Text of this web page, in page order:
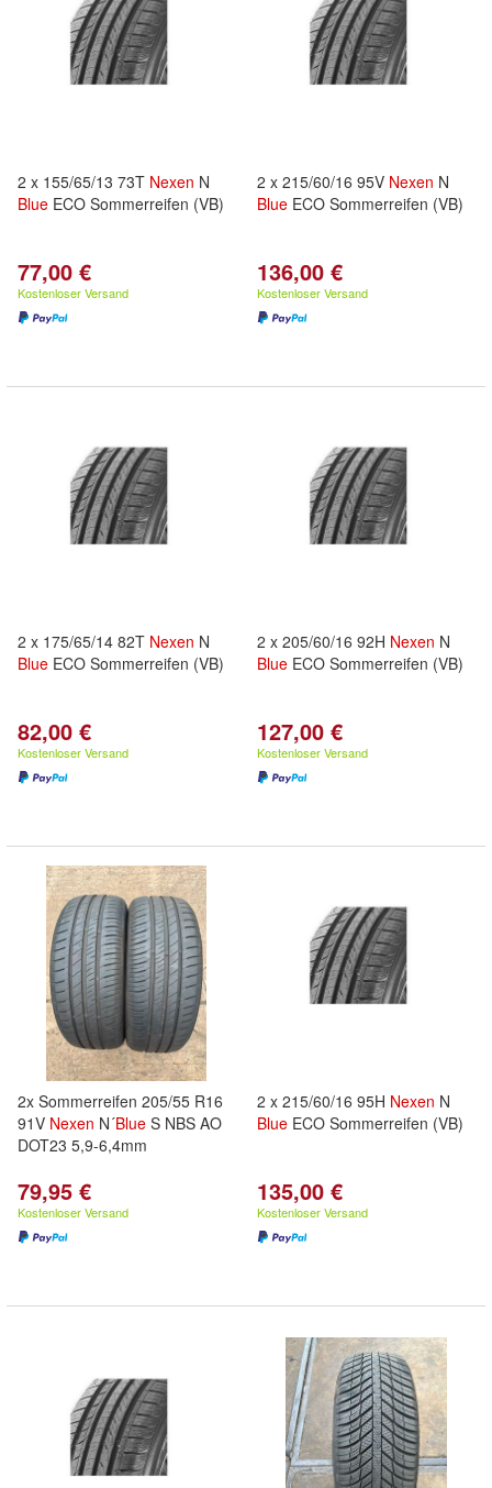
2 x 155/65/13 73T Nexen N
Blue ECO Sommerreifen (VB)
77,00 €
Kostenloser Versand
2 x 215/60/16 95V Nexen N
Blue ECO Sommerreifen (VB)
136,00 €
Kostenloser Versand
2 x 175/65/14 82T Nexen N
Blue ECO Sommerreifen (VB)
82,00 €
Kostenloser Versand
2 x 205/60/16 92H Nexen N
Blue ECO Sommerreifen (VB)
127,00 €
Kostenloser Versand
2x Sommerreifen 205/55 R16
91V Nexen N´Blue S NBS AO
DOT23 5,9-6,4mm
79,95 €
Kostenloser Versand
2 x 215/60/16 95H Nexen N
Blue ECO Sommerreifen (VB)
135,00 €
Kostenloser Versand